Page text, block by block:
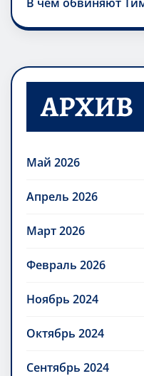
АРХИВ
Май 2026
Апрель 2026
Март 2026
Февраль 2026
Ноябрь 2024
Октябрь 2024
Сентябрь 2024